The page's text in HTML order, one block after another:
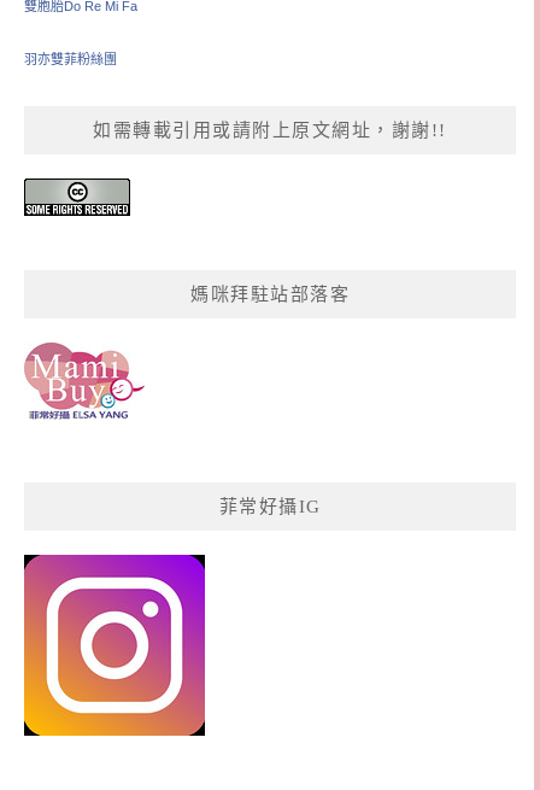
雙胞胎Do Re Mi Fa
羽亦雙菲粉絲團
如需轉載引用或請附上原文網址，謝謝!!
媽咪拜駐站部落客
菲常好攝IG